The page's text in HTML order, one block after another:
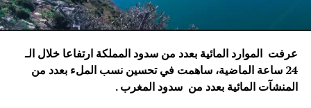
عرفت الموارد المائية بعدد من سدود المملكة ارتفاعا خلال الـ
24 ساعة الماضية، ساهمت في تحسين نسب الملء بعدد من
المنشآت المائية بعدد من سدود المغرب .